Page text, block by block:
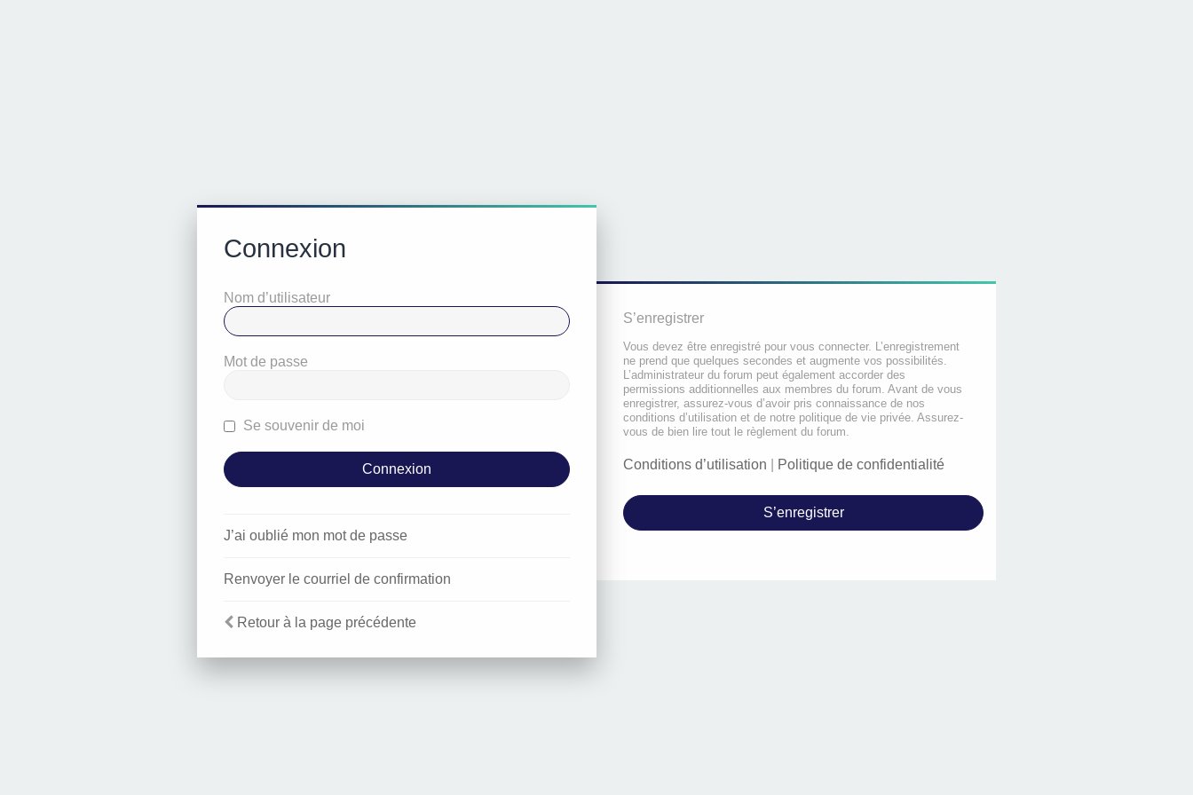
Connexion
Nom d’utilisateur
Mot de passe
Se souvenir de moi
J’ai oublié mon mot de passe
Renvoyer le courriel de confirmation
Retour à la page précédente
S’enregistrer
Vous devez être enregistré pour vous connecter. L’enregistrement
ne prend que quelques secondes et augmente vos possibilités.
L’administrateur du forum peut également accorder des
permissions additionnelles aux membres du forum. Avant de vous
enregistrer, assurez-vous d’avoir pris connaissance de nos
conditions d’utilisation et de notre politique de vie privée. Assurez-
vous de bien lire tout le règlement du forum.
Conditions d’utilisation Politique de confidentialité
S’enregistrer